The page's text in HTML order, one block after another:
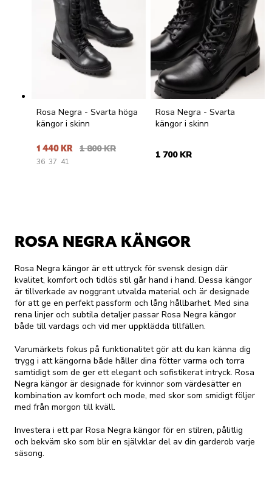
Rosa Negra - Svarta höga
kängor i skinn
1 440 KR 1 800 KR
36 37 41
Rosa Negra - Svarta
kängor i skinn
1 700 KR
ROSA NEGRA KÄNGOR
Rosa Negra kängor är ett uttryck för svensk design där
kvalitet, komfort och tidlös stil går hand i hand. Dessa kängor
är tillverkade av noggrant utvalda material och är designade
för att ge en perfekt passform och lång hållbarhet. Med sina
rena linjer och subtila detaljer passar Rosa Negra kängor
både till vardags och vid mer uppklädda tillfällen.
Varumärkets fokus på funktionalitet gör att du kan känna dig
trygg i att kängorna både håller dina fötter varma och torra
samtidigt som de ger ett elegant och sofistikerat intryck. Rosa
Negra kängor är designade för kvinnor som värdesätter en
kombination av komfort och mode, med skor som smidigt följer
med från morgon till kväll.
Investera i ett par Rosa Negra kängor för en stilren, pålitlig
och bekväm sko som blir en självklar del av din garderob varje
säsong.